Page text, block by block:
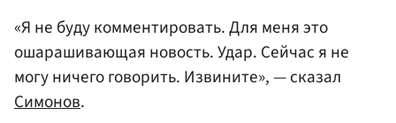
«Я не буду комментировать. Для меня это
ошарашивающая новость. Удар. Сейчас я не
могу ничего говорить. Извините», — сказал
Симонов.